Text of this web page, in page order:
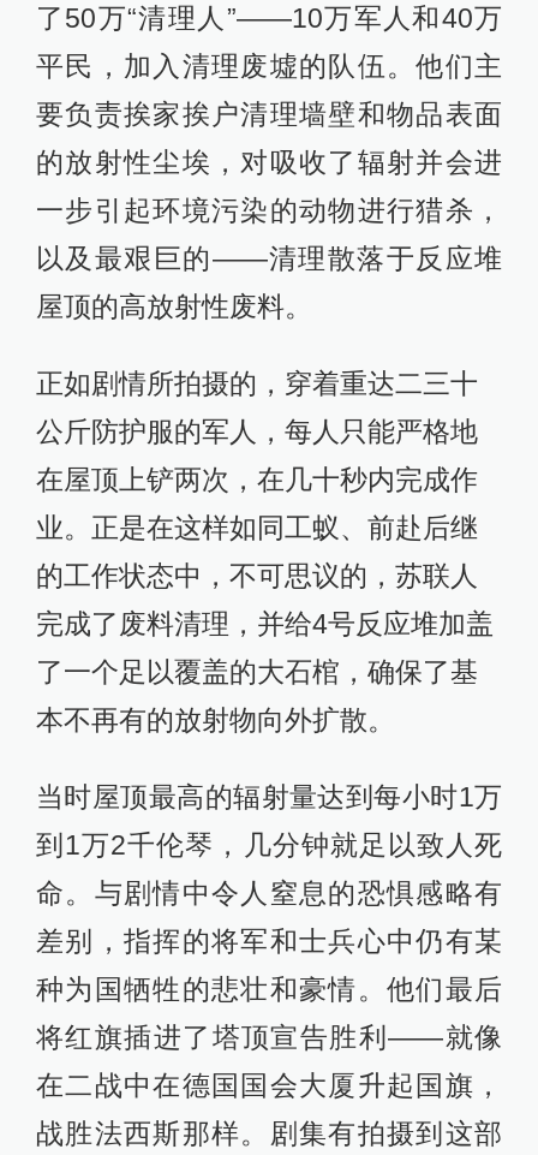
了50万“清理人”——10万军人和40万
平民，加入清理废墟的队伍。他们主
要负责挨家挨户清理墙壁和物品表面
的放射性尘埃，对吸收了辐射并会进
一步引起环境污染的动物进行猎杀，
以及最艰巨的——清理散落于反应堆
屋顶的高放射性废料。
正如剧情所拍摄的，穿着重达二三十
公斤防护服的军人，每人只能严格地
在屋顶上铲两次，在几十秒内完成作
业。正是在这样如同工蚁、前赴后继
的工作状态中，不可思议的，苏联人
完成了废料清理，并给4号反应堆加盖
了一个足以覆盖的大石棺，确保了基
本不再有的放射物向外扩散。
当时屋顶最高的辐射量达到每小时1万
到1万2千伦琴，几分钟就足以致人死
命。与剧情中令人窒息的恐惧感略有
差别，指挥的将军和士兵心中仍有某
种为国牺牲的悲壮和豪情。他们最后
将红旗插进了塔顶宣告胜利——就像
在二战中在德国国会大厦升起国旗，
战胜法西斯那样。剧集有拍摄到这部